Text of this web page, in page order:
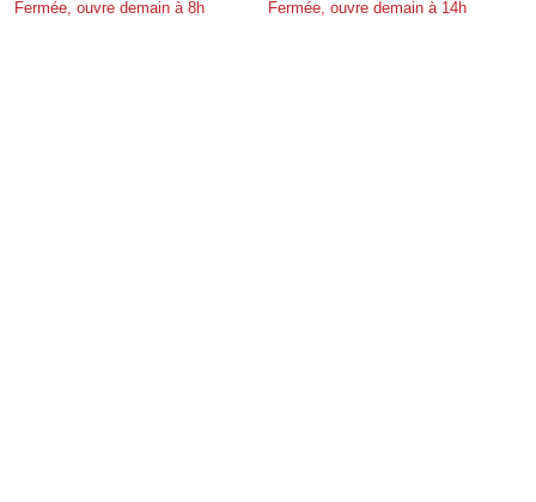
Fermée, ouvre demain à 8h
Fermée, ouvre demain à 14h